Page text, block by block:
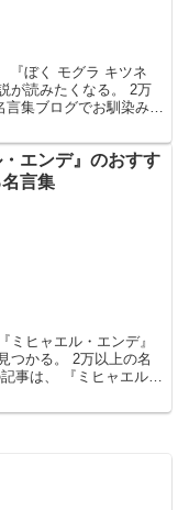
『ぼく モグラ キツネ
が読みたくなる。 2万
言集ブログでお馴染み
・エンデ』のおすす
言集
ミヒャエル・エンデ』
つかる。 2万以上の名
事は、 『ミヒャエル・